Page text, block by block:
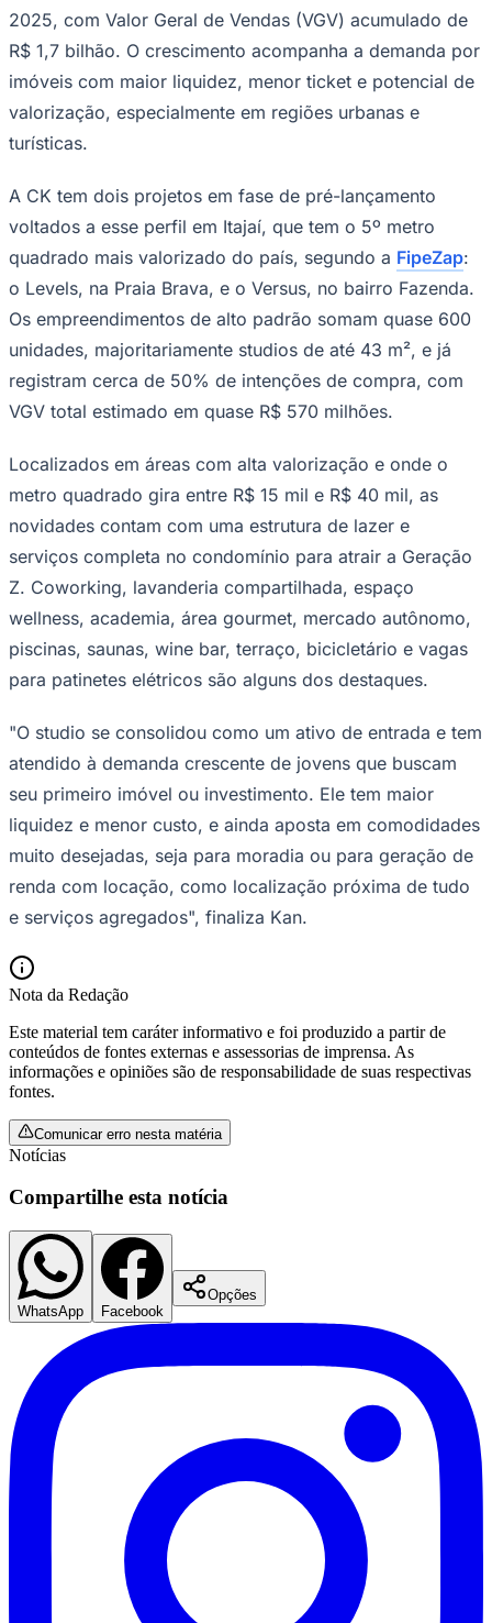
Corinthians
Palmeiras
São Paulo
2025, com Valor Geral de Vendas (VGV) acumulado de
R$ 1,7 bilhão. O crescimento acompanha a demanda por
imóveis com maior liquidez, menor ticket e potencial de
valorização, especialmente em regiões urbanas e
turísticas.
A CK tem dois projetos em fase de pré-lançamento
voltados a esse perfil em Itajaí, que tem o 5º metro
quadrado mais valorizado do país, segundo a FipeZap:
o Levels, na Praia Brava, e o Versus, no bairro Fazenda.
Os empreendimentos de alto padrão somam quase 600
unidades, majoritariamente studios de até 43 m², e já
registram cerca de 50% de intenções de compra, com
VGV total estimado em quase R$ 570 milhões.
Localizados em áreas com alta valorização e onde o
metro quadrado gira entre R$ 15 mil e R$ 40 mil, as
novidades contam com uma estrutura de lazer e
serviços completa no condomínio para atrair a Geração
Z. Coworking, lavanderia compartilhada, espaço
wellness, academia, área gourmet, mercado autônomo,
piscinas, saunas, wine bar, terraço, bicicletário e vagas
para patinetes elétricos são alguns dos destaques.
"O studio se consolidou como um ativo de entrada e tem
atendido à demanda crescente de jovens que buscam
seu primeiro imóvel ou investimento. Ele tem maior
liquidez e menor custo, e ainda aposta em comodidades
muito desejadas, seja para moradia ou para geração de
renda com locação, como localização próxima de tudo
e serviços agregados", finaliza Kan.
Nota da Redação
Este material tem caráter informativo e foi produzido a partir de
conteúdos de fontes externas e assessorias de imprensa. As
informações e opiniões são de responsabilidade de suas respectivas
fontes.
Comunicar erro nesta matéria
Notícias
Compartilhe esta notícia
WhatsApp Facebook
Opções